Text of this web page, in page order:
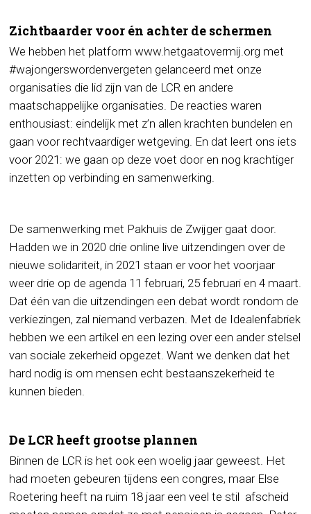
Zichtbaarder voor én achter de schermen
We hebben het platform www.hetgaatovermij.org met
#wajongerswordenvergeten gelanceerd met onze
organisaties die lid zijn van de LCR en andere
maatschappelijke organisaties. De reacties waren
enthousiast: eindelijk met z’n allen krachten bundelen en
gaan voor rechtvaardiger wetgeving. En dat leert ons iets
voor 2021: we gaan op deze voet door en nog krachtiger
inzetten op verbinding en samenwerking.
De samenwerking met Pakhuis de Zwijger gaat door.
Hadden we in 2020 drie online live uitzendingen over de
nieuwe solidariteit, in 2021 staan er voor het voorjaar
weer drie op de agenda 11 februari, 25 februari en 4 maart.
Dat één van die uitzendingen een debat wordt rondom de
verkiezingen, zal niemand verbazen. Met de Idealenfabriek
hebben we een artikel en een lezing over een ander stelsel
van sociale zekerheid opgezet. Want we denken dat het
hard nodig is om mensen echt bestaanszekerheid te
kunnen bieden.
De LCR heeft grootse plannen
Binnen de LCR is het ook een woelig jaar geweest. Het
had moeten gebeuren tijdens een congres, maar Else
Roetering heeft na ruim 18 jaar een veel te stil afscheid